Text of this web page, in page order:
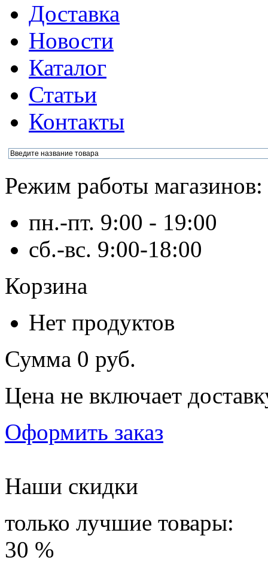
Доставка
Новости
Каталог
Статьи
Контакты
Режим работы магазинов:
пн.-пт. 9:00 - 19:00
сб.-вс. 9:00-18:00
Корзина
Нет продуктов
Сумма 0 руб.
Цена не включает
Оформить заказ
Наши скидки
только лучшие товары:
30 %